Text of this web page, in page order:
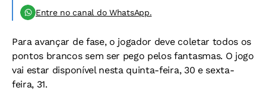
Entre no canal do WhatsApp.
Para avançar de fase, o jogador deve coletar todos os
pontos brancos sem ser pego pelos fantasmas. O jogo
vai estar disponível nesta quinta-feira, 30 e sexta-
feira, 31.